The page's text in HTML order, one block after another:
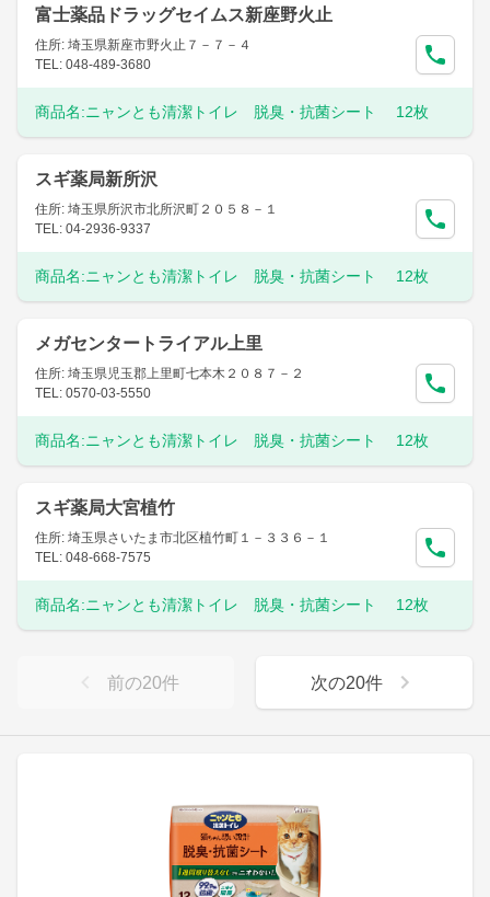
富士薬品ドラッグセイムス新座野火止
住所: 埼玉県新座市野火止７－７－４
TEL: 048-489-3680
商品名:ニャンとも清潔トイレ 脱臭・抗菌シート 12枚
スギ薬局新所沢
住所: 埼玉県所沢市北所沢町２０５８－１
TEL: 04-2936-9337
商品名:ニャンとも清潔トイレ 脱臭・抗菌シート 12枚
メガセンタートライアル上里
住所: 埼玉県児玉郡上里町七本木２０８７－２
TEL: 0570-03-5550
商品名:ニャンとも清潔トイレ 脱臭・抗菌シート 12枚
スギ薬局大宮植竹
住所: 埼玉県さいたま市北区植竹町１－３３６－１
TEL: 048-668-7575
商品名:ニャンとも清潔トイレ 脱臭・抗菌シート 12枚
前の20件 次の20件